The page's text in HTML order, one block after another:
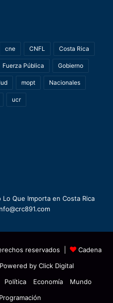
cne CNFL Costa Rica
Fuerza Pública Gobierno
mopt Nacionales
ucr
Que Importa en Costa Rica
reservados |
Cadena
by Click Digital
Política Economía
Mundo
Programación